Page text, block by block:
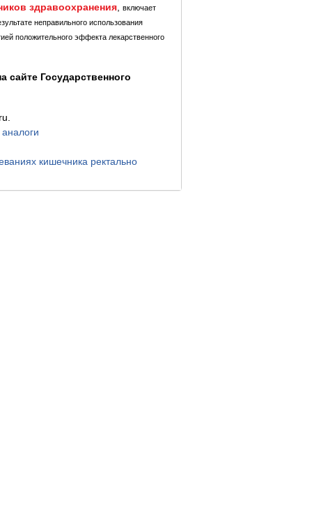
здравоохранения
включает
неправильного использования
положительного эффекта лекарственного
сайте Государственного
кишечника ректально